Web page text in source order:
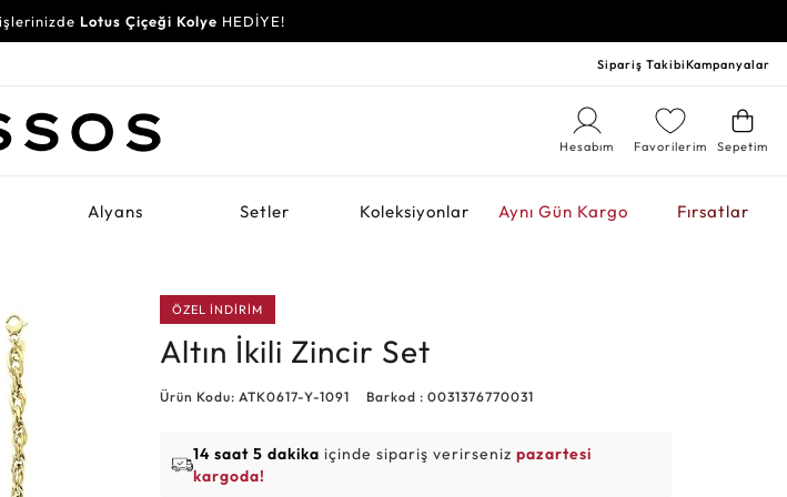
Lotus Çiçeği Kolye HEDİYE!
Sipariş TakibiKampanyalar
Sepetim
Favorilerim
Hesabım
Alyans Setler Koleksiyonlar Aynı Gün Kargo Fırsatlar
ÖZEL İNDİRİM
Altın İkili Zincir Set
Ürün Kodu: ATK0617-Y-1091 Barkod : 0031376770031
14 saat 5 dakika içinde sipariş verirsenizpazartesi
kargoda!